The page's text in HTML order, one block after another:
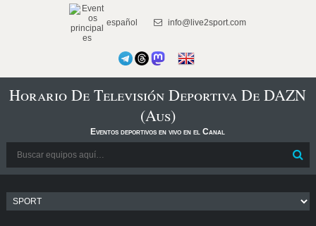
español info@live2sport.com
Horario De Televisión Deportiva De DAZN
(Aus)
Eventos deportivos en vivo en el Canal